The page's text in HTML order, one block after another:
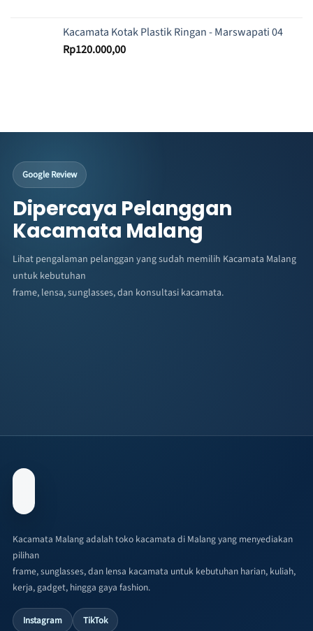
Kacamata Kotak Plastik Ringan - Marswapati 04
Rp120.000,00
Google Review
Dipercaya Pelanggan
Kacamata Malang
Lihat pengalaman pelanggan yang sudah memilih Kacamata Malang
untuk kebutuhan
frame, lensa, sunglasses, dan konsultasi kacamata.
Kacamata Malang adalah toko kacamata di Malang yang menyediakan
pilihan
frame, sunglasses, dan lensa kacamata untuk kebutuhan harian, kuliah,
kerja, gadget, hingga gaya fashion.
Instagram TikTok